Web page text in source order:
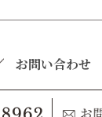
お問い合わせ